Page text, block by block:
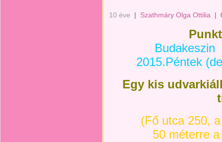
10 éve | Szathmáry Olga Ottilia |
Budakeszin
2015.Péntek
Egy kis
(Fő utca 250,
50 méterre